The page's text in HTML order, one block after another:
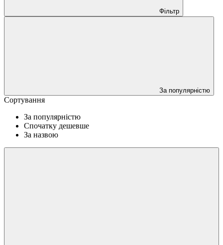
Фільтр
За популярністю
Сортування
За популярністю
Спочатку дешевше
За назвою